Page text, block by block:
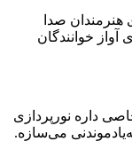
صدا
خوانندگان
داره نورپردازی
می‌سازه.